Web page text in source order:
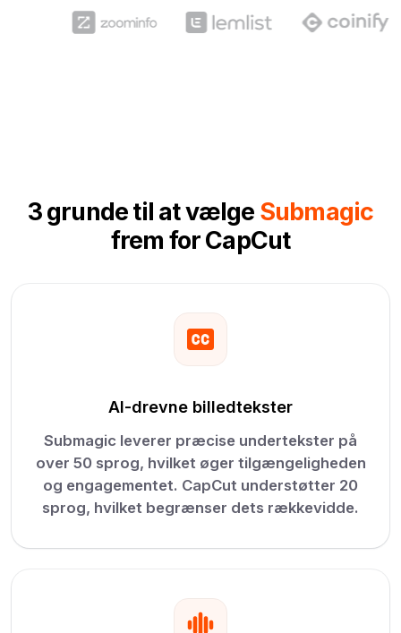
3 grunde til at vælge Submagic
frem for CapCut
AI-drevne billedtekster
Submagic leverer præcise undertekster på
over 50 sprog, hvilket øger tilgængeligheden
og engagementet. CapCut understøtter 20
sprog, hvilket begrænser dets rækkevidde.